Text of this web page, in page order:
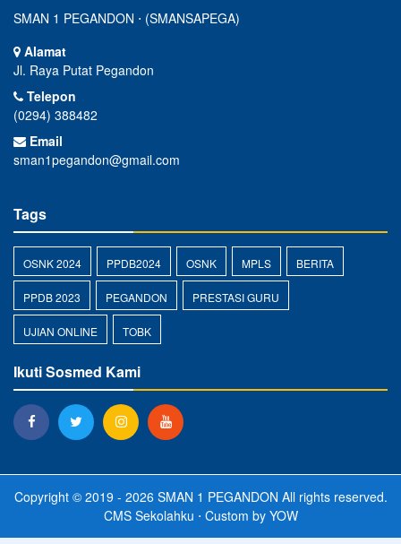
SMAN 1 PEGANDON ⋅ (SMANSAPEGA)
Alamat
Jl. Raya Putat Pegandon
Telepon
(0294) 388482
Email
sman1pegandon@gmail.com
Tags
OSNK 2024 PPDB2024 OSNK MPLS BERITA
PPDB 2023 PEGANDON PRESTASI GURU
UJIAN ONLINE TOBK
Ikuti Sosmed Kami
Copyright © 2019 - 2026 SMAN 1 PEGANDON All rights reserved.
CMS Sekolahku ⋅ Custom by YOW